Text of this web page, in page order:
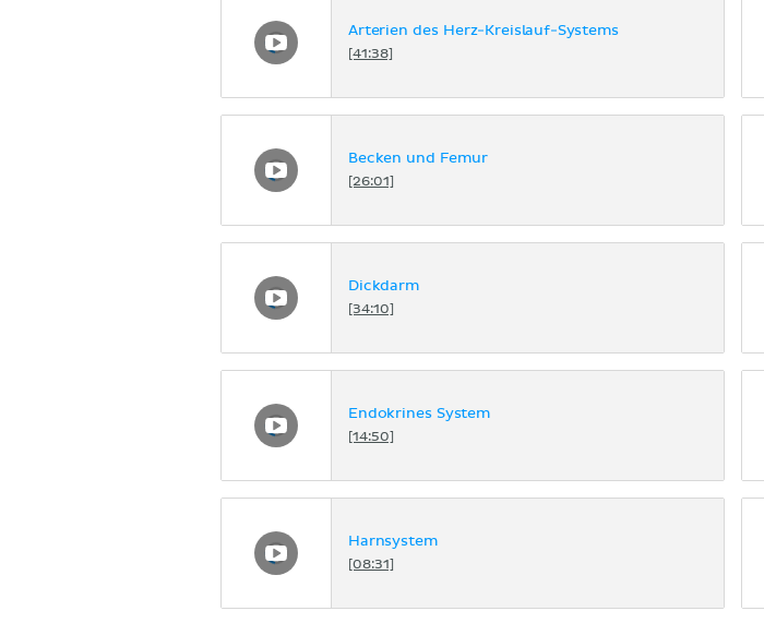
Arterien des Herz-Kreislauf-Systems
[41:38]
Becken und Femur
[26:01]
Dickdarm
[34:10]
Endokrines System
[14:50]
Harnsystem
[08:31]